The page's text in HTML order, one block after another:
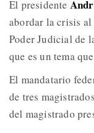
El presidente
abordar la crisis
Poder Judicial de
que es un tema
El mandatario
de tres
del magistrado